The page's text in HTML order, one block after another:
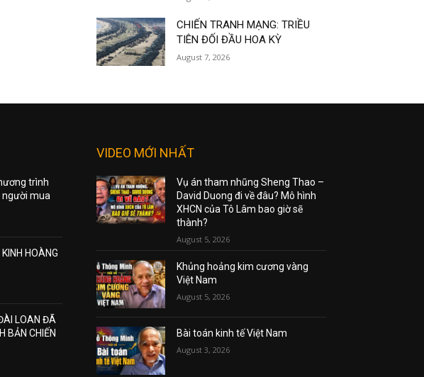
CHIẾN TRANH MẠNG: TRIỀU
TIÊN ĐỐI ĐẦU HOA KỲ
August 7, 2026
trình
mua
HOÀNG
LOAN ĐÃ
BẢN CHIẾN
VIDEO MỚI NHẤT
Vụ án tham nhũng Sheng Thao –
David Duong đi về đâu? Mô hình
XHCN của Tô Lâm bao giờ sẽ
thành?
August 5, 2026
Khủng hoảng kim cương vàng
Việt Nam
August 5, 2026
Bài toán kinh tế Việt Nam
August 3, 2026